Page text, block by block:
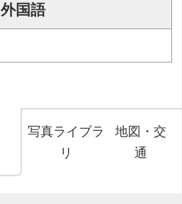
外国語
写真ライブラ
リ
地図・交
通